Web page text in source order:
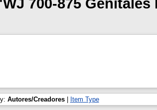
Autores/Creadores| Item Type